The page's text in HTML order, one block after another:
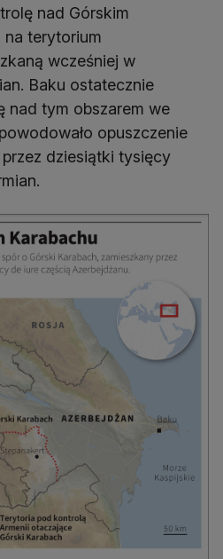
nad Górskim
na terytorium
wcześniej w
Baku ostatecznie
nad tym obszarem we
opuszczenie
dziesiątki tysięcy